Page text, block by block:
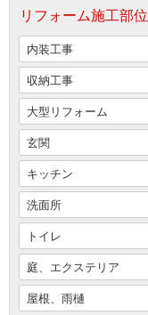
リフォーム施工部位
内装工事
収納工事
大型リフォーム
玄関
キッチン
洗面所
トイレ
庭、エクステリア
屋根、雨樋